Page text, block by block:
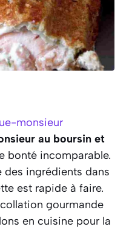
monsieur
au boursin et
bonté incomparable.
des ingrédients dans
est rapide à faire.
gourmande
en cuisine pour la